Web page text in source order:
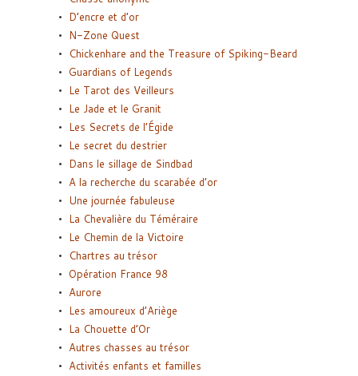
D’encre et d’or
N-Zone Quest
Chickenhare and the Treasure of Spiking-Beard
Guardians of Legends
Le Tarot des Veilleurs
Le Jade et le Granit
Les Secrets de l’Égide
Le secret du destrier
Dans le sillage de Sindbad
A la recherche du scarabée d’or
Une journée fabuleuse
La Chevalière du Téméraire
Le Chemin de la Victoire
Chartres au trésor
Opération France 98
Aurore
Les amoureux d’Ariège
La Chouette d’Or
Autres chasses au trésor
Activités enfants et familles